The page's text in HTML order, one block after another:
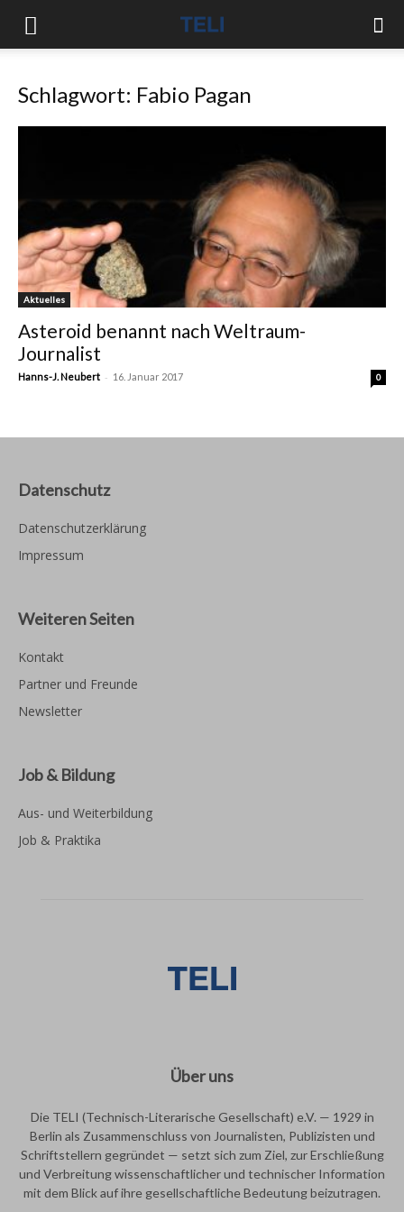
Schlagwort: Fabio Pagan
Aktuelles
Asteroid benannt nach Weltraum-
Journalist
Hanns-J. Neubert - 16. Januar 2017 0
Datenschutz
Datenschutzerklärung
Impressum
Weiteren Seiten
Kontakt
Partner und Freunde
Newsletter
Job & Bildung
Aus- und Weiterbildung
Job & Praktika
Über uns
Die TELI (Technisch-Literarische Gesellschaft) e.V. — 1929 in
Berlin als Zusammenschluss von Journalisten, Publizisten und
Schriftstellern gegründet — setzt sich zum Ziel, zur Erschließung
und Verbreitung wissenschaftlicher und technischer Information
mit dem Blick auf ihre gesellschaftliche Bedeutung beizutragen.